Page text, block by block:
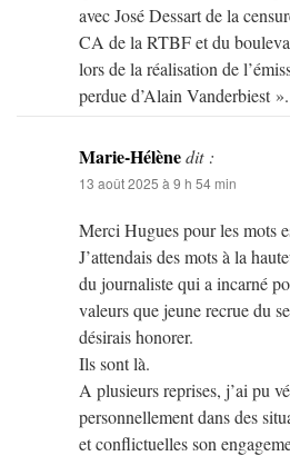
avec José Dessart de la
CA de la RTBF et du
lors de la réalisation de
perdue d’Alain Vanderbiest ».
Marie-Hélènedit :
13 août 2025 à 9 h 54 min
Merci Hugues pour les mots
J’attendais des mots à la
du journaliste qui a incarné
valeurs que jeune recrue du
désirais honorer.
Ils sont là.
A plusieurs reprises, j’ai pu
personnellement dans des
et conflictuelles son